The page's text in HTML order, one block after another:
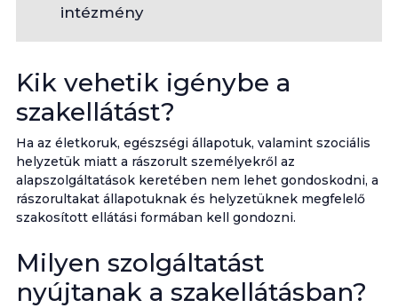
intézmény
Kik vehetik igénybe a
szakellátást?
Ha az életkoruk, egészségi állapotuk, valamint szociális
helyzetük miatt a rászorult személyekről az
alapszolgáltatások keretében nem lehet gondoskodni, a
rászorultakat állapotuknak és helyzetüknek megfelelő
szakosított ellátási formában kell gondozni.
Milyen szolgáltatást
nyújtanak a szakellátásban?